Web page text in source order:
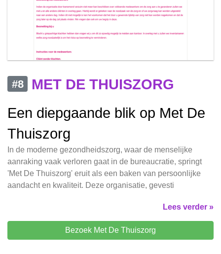
#8
MET DE THUISZORG
Een diepgaande blik op Met De
Thuiszorg
In de moderne gezondheidszorg, waar de menselijke
aanraking vaak verloren gaat in de bureaucratie, springt
'Met De Thuiszorg' eruit als een baken van persoonlijke
aandacht en kwaliteit. Deze organisatie, gevesti
Lees verder »
Bezoek Met De Thuiszorg